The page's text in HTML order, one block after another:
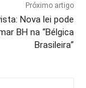
Próximo artigo
Nova lei pode
BH na “Bélgica
Brasileira”